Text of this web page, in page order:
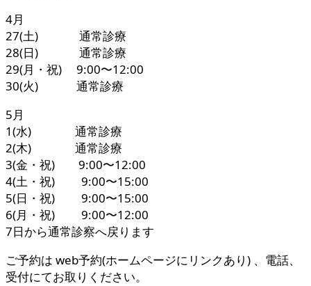
4月
27(土) 通常診療
28(日) 通常診療
29(月・祝) 9:00〜12:00
30(火) 通常診療
5月
1(水) 通常診療
2(木) 通常診療
3(金・祝) 9:00〜12:00
4(土・祝) 9:00〜15:00
5(日・祝) 9:00〜15:00
6(月・祝) 9:00〜12:00
7日から通常診察へ戻ります
ご予約は web予約(ホームページにリンクあり) 、電話、
受付にてお取りください。